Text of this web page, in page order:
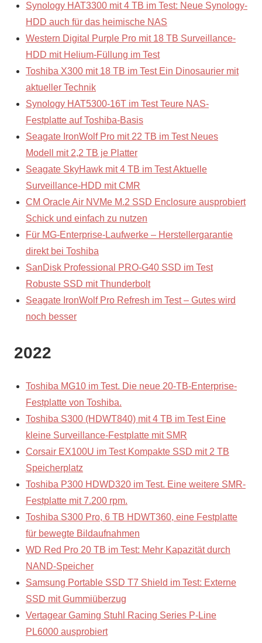
Synology HAT3300 mit 4 TB im Test: Neue Synology-
HDD auch für das heimische NAS
Western Digital Purple Pro mit 18 TB Surveillance-
HDD mit Helium-Füllung im Test
Toshiba X300 mit 18 TB im Test Ein Dinosaurier mit
aktueller Technik
Synology HAT5300-16T im Test Teure NAS-
Festplatte auf Toshiba-Basis
Seagate IronWolf Pro mit 22 TB im Test Neues
Modell mit 2,2 TB je Platter
Seagate SkyHawk mit 4 TB im Test Aktuelle
Surveillance-HDD mit CMR
CM Oracle Air NVMe M.2 SSD Enclosure ausprobiert
Schick und einfach zu nutzen
Für MG-Enterprise-Laufwerke – Herstellergarantie
direkt bei Toshiba
SanDisk Professional PRO-G40 SSD im Test
Robuste SSD mit Thunderbolt
Seagate IronWolf Pro Refresh im Test – Gutes wird
noch besser
2022
Toshiba MG10 im Test. Die neue 20-TB-Enterprise-
Festplatte von Toshiba.
Toshiba S300 (HDWT840) mit 4 TB im Test Eine
kleine Surveillance-Festplatte mit SMR
Corsair EX100U im Test Kompakte SSD mit 2 TB
Speicherplatz
Toshiba P300 HDWD320 im Test. Eine weitere SMR-
Festplatte mit 7.200 rpm.
Toshiba S300 Pro, 6 TB HDWT360, eine Festplatte
für bewegte Bildaufnahmen
WD Red Pro 20 TB im Test: Mehr Kapazität durch
NAND-Speicher
Samsung Portable SSD T7 Shield im Test: Externe
SSD mit Gummiüberzug
Vertagear Gaming Stuhl Racing Series P-Line
PL6000 ausprobiert